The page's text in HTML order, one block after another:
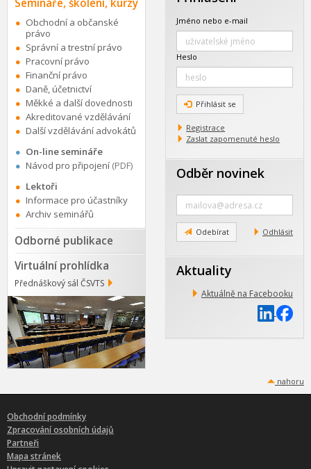
Semináře, školení, kurzy
Obchodní a občanské
právo
Správní a trestní právo
Pracovní právo
Finanční právo
Daně, účetnictví
Měkké a další dovednosti
Akreditované vzdělávání
Další vzdělávání advokátů
On-line semináře
Návod pro připojení (PDF)
Lektoři
Informace pro účastníky
Archiv seminářů
Odborné publikace
Virtuální prohlídka
Přednáškový sál ČSVTS
Jméno nebo e-mail
Heslo
Přihlásit se
Registrace
Zaslat zapomenuté heslo
Odběr novinek
Zadejte
mail
Odebírat Odhlásit
Aktuality
Aktuálně na Facebooku
nahoru
Obchodní podmínky
Zpracování osobních údajů
Partneři
Mapa stránek